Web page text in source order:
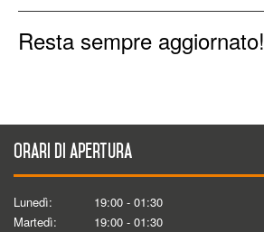
Resta sempre aggiornato!
Orari di apertura
Lunedì:
19:00 - 01:30
Martedì:
19:00 - 01:30